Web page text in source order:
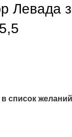
Левада
список желаний